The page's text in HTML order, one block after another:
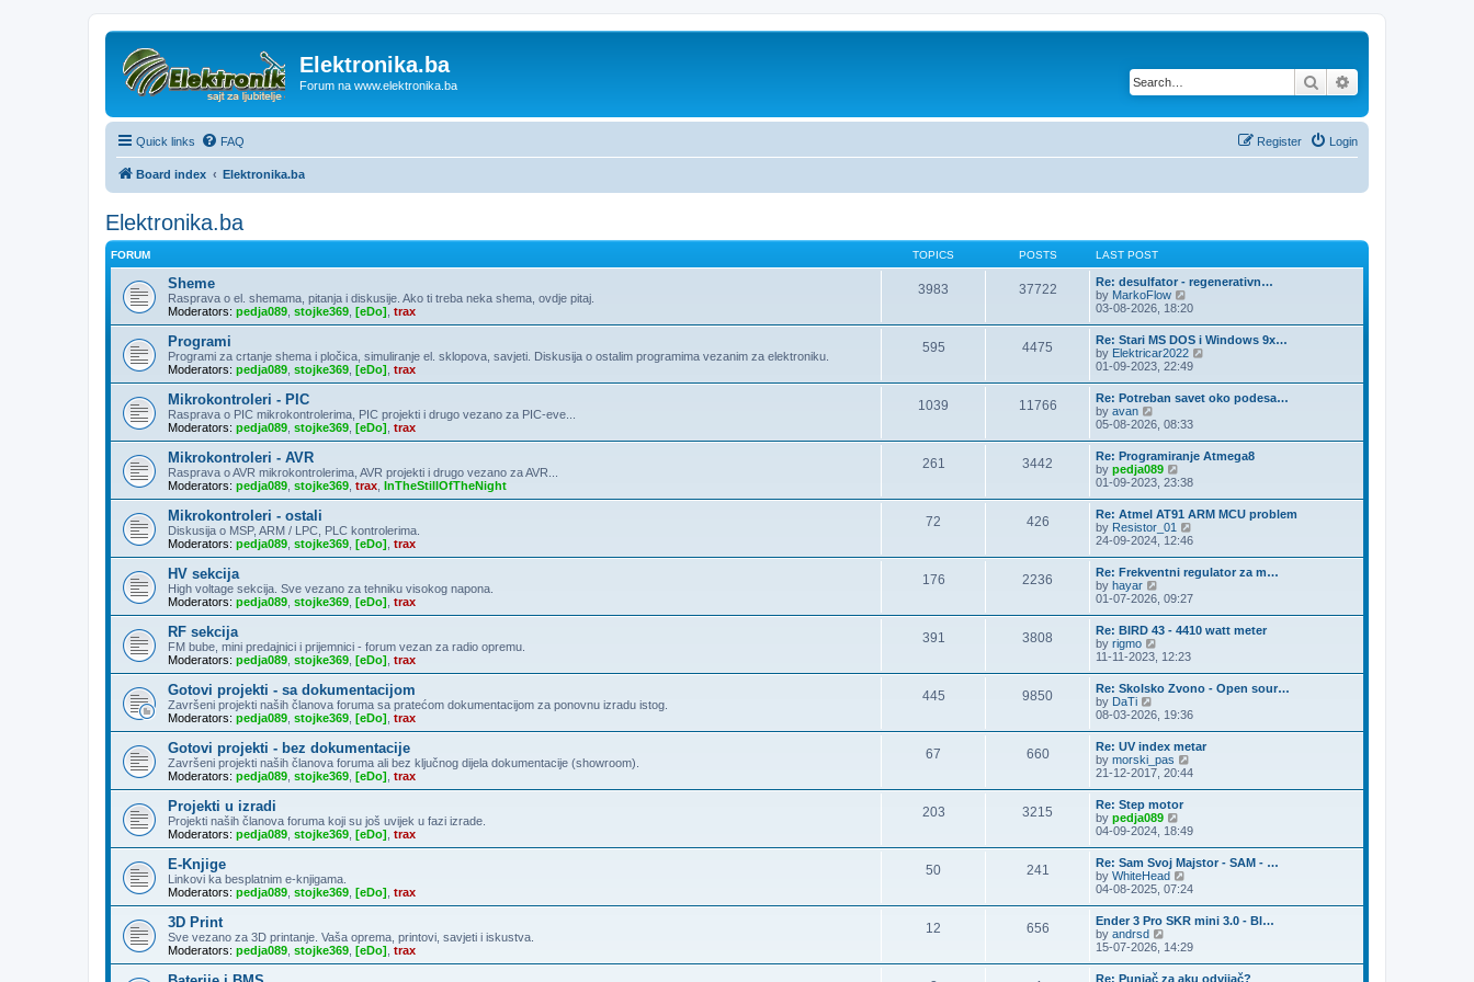
Elektronika.ba
Forum na www.elektronika.ba Search
Quick links FAQ Login
Register
Board index Elektronika.ba
Elektronika.ba
FORUM TOPICS POSTS LAST POST
Sheme
Rasprava o el. shemama, pitanja i diskusije. Ako ti treba neka shema, ovdje pitaj.
Moderators: pedja089 stojke369 [eDo] trax
3983 37722
Re: desulfator - regenerativn…
by MarkoFlow
i
w
t
h
e
l
a
e
s
t
p
o
s
t
03-08-2026, 18:20
Programi
Programi za crtanje shema i pločica, simuliranje el. sklopova, savjeti. Diskusija o ostalim programima vezanim za elektroniku.
Moderators: pedja089 stojke369 [eDo] trax
595 4475
Re: Stari MS DOS i Windows 9x…
by Elektricar2022
t
l
a
s
t
p
t
01-09-2023, 22:49
Mikrokontroleri - PIC
Rasprava o PIC mikrokontrolerima, PIC projekti i drugo vezano za PIC-eve...
Moderators: pedja089 stojke369 [eDo] trax
1039 11766
Re: Potreban savet oko podesa…
by avan
i
t
h
e
l
a
t
e
s
t
p
o
s
t
05-08-2026, 08:33
Mikrokontroleri - AVR
Rasprava o AVR mikrokontrolerima, AVR projekti i drugo vezano za AVR...
Moderators: pedja089 stojke369 trax InTheStillOfTheNight
261 3442
Re: Programiranje Atmega8
by pedja089
i
w
t
h
e
l
a
e
s
t
p
o
s
t
01-09-2023, 23:38
Mikrokontroleri - ostali
Diskusija o MSP, ARM / LPC, PLC kontrolerima.
Moderators: pedja089 stojke369 [eDo] trax
72 426
Re: Atmel AT91 ARM MCU problem
by Resistor_01
i
t
h
l
a
s
t
p
o
t
24-09-2024, 12:46
HV sekcija
High voltage sekcija. Sve vezano za tehniku visokog napona.
Moderators: pedja089 stojke369 [eDo] trax
176 2236
Re: Frekventni regulator za m…
by hayar
w
t
h
e
l
a
e
s
t
p
o
s
t
01-07-2026, 09:27
RF sekcija
FM bube, mini predajnici i prijemnici - forum vezan za radio opremu.
Moderators: pedja089 stojke369 [eDo] trax
391 3808
Re: BIRD 43 - 4410 watt meter
by rigmo
t
e
l
a
t
e
s
t
p
o
s
t
11-11-2023, 12:23
Gotovi projekti - sa dokumentacijom
Završeni projekti naših članova foruma sa pratećom dokumentacijom za ponovnu izradu istog.
Moderators: pedja089 stojke369 [eDo] trax
445 9850
Re: Skolsko Zvono - Open sour…
by DaTi
i
w
t
h
e
l
a
t
e
s
t
p
o
s
t
08-03-2026, 19:36
Gotovi projekti - bez dokumentacije
Završeni projekti naših članova foruma ali bez ključnog dijela dokumentacije (showroom).
Moderators: pedja089 stojke369 [eDo] trax
67 660
Re: UV index metar
by morski_pas
i
h
e
l
a
e
s
t
p
o
s
t
21-12-2017, 20:44
Projekti u izradi
Projekti naših članova foruma koji su još uvijek u fazi izrade.
Moderators: pedja089 stojke369 [eDo] trax
203 3215
Re: Step motor
by pedja089
i
w
t
h
e
l
a
e
s
t
04-09-2024, 18:49
E-Knjige
Linkovi ka besplatnim e-knjigama.
Moderators: pedja089 stojke369 [eDo] trax
50 241
Re: Sam Svoj Majstor - SAM - …
by WhiteHead
i
w
t
h
e
l
a
04-08-2025, 07:24
3D Print
Sve vezano za 3D printanje. Vaša oprema, printovi, savjeti i iskustva.
Moderators: pedja089 stojke369 [eDo] trax
12 656
Ender 3 Pro SKR mini 3.0 - Bl…
by andrsd
i
15-07-2026, 14:29
Re: Punjač za aku odvijač?